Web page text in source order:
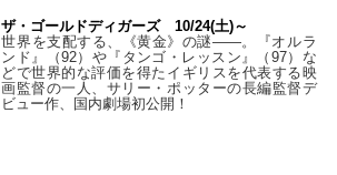
ザ・ゴールドディガーズ 10/24(土)～
世界を支配する、《黄金》の謎――。『オルラ
ンド』（92）や『タンゴ・レッスン』（97）な
どで世界的な評価を得たイギリスを代表する映
画監督の一人、サリー・ポッターの長編監督デ
ビュー作、国内劇場初公開！